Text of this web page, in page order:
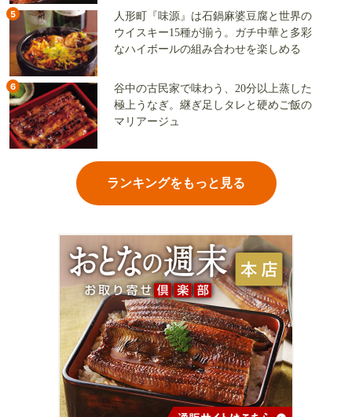
5
人形町『味源』は石鍋麻婆豆腐と世界の
ウイスキー15種が揃う。ガチ中華と多彩
なハイボールの組み合わせを楽しめる
6
谷中の古民家で味わう、20分以上蒸した
極上うなぎ。継ぎ足しタレと硬めご飯の
マリアージュ
ランキングをもっと見る